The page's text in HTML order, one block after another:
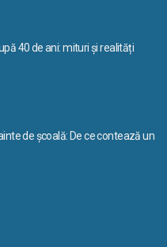
40 de ani: mituri și realități
de școală: De ce contează un